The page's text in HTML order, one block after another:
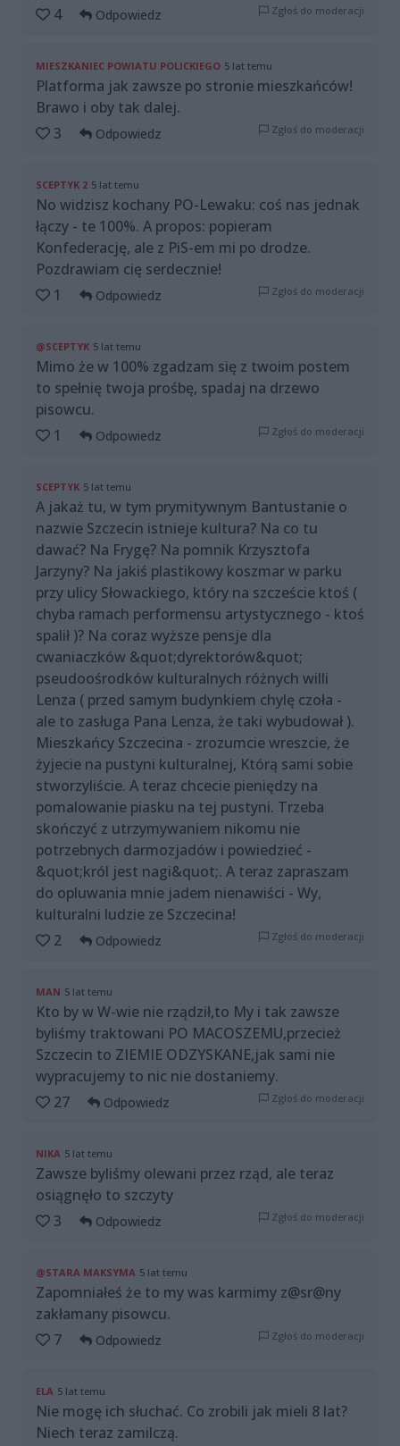
4
Odpowiedz Zgłoś do moderacji
MIESZKANIEC POWIATU POLICKIEGO 5 lat temu
Platforma jak zawsze po stronie mieszkańców!
Brawo i oby tak dalej.
3
Odpowiedz Zgłoś do moderacji
SCEPTYK 2 5 lat temu
No widzisz kochany PO-Lewaku: coś nas jednak
łączy - te 100%. A propos: popieram
Konfederację, ale z PiS-em mi po drodze.
Pozdrawiam cię serdecznie!
1
Odpowiedz Zgłoś do moderacji
@SCEPTYK 5 lat temu
Mimo że w 100% zgadzam się z twoim postem
to spełnię twoja prośbę, spadaj na drzewo
pisowcu.
1
Odpowiedz Zgłoś do moderacji
SCEPTYK 5 lat temu
A jakaż tu, w tym prymitywnym Bantustanie o
nazwie Szczecin istnieje kultura? Na co tu
dawać? Na Frygę? Na pomnik Krzysztofa
Jarzyny? Na jakiś plastikowy koszmar w parku
przy ulicy Słowackiego, który na szczeście ktoś (
chyba ramach performensu artystycznego - ktoś
spalił )? Na coraz wyższe pensje dla
cwaniaczków &quot;dyrektorów&quot;
pseudoośrodków kulturalnych różnych willi
Lenza ( przed samym budynkiem chylę czoła -
ale to zasługa Pana Lenza, że taki wybudował ).
Mieszkańcy Szczecina - zrozumcie wreszcie, że
żyjecie na pustyni kulturalnej, Którą sami sobie
stworzyliście. A teraz chcecie pieniędzy na
pomalowanie piasku na tej pustyni. Trzeba
skończyć z utrzymywaniem nikomu nie
potrzebnych darmozjadów i powiedzieć -
&quot;król jest nagi&quot;. A teraz zapraszam
do opluwania mnie jadem nienawiści - Wy,
kulturalni ludzie ze Szczecina!
2
Odpowiedz Zgłoś do moderacji
MAN 5 lat temu
Kto by w W-wie nie rządził,to My i tak zawsze
byliśmy traktowani PO MACOSZEMU,przecież
Szczecin to ZIEMIE ODZYSKANE,jak sami nie
wypracujemy to nic nie dostaniemy.
27
Odpowiedz Zgłoś do moderacji
NIKA 5 lat temu
Zawsze byliśmy olewani przez rząd, ale teraz
osiągnęło to szczyty
3
Odpowiedz Zgłoś do moderacji
@STARA MAKSYMA 5 lat temu
Zapomniałeś że to my was karmimy z@sr@ny
zakłamany pisowcu.
7
Odpowiedz Zgłoś do moderacji
ELA 5 lat temu
Nie mogę ich słuchać. Co zrobili jak mieli 8 lat?
Niech teraz zamilczą.